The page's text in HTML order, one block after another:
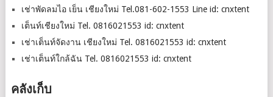
เช่าพัดลมไอ เย็น เชียงใหม่ Tel.081-602-1553 Line id: cnxtent
เต็นท์เชียงใหม่ Tel. 0816021553 id: cnxtent
เช่าเต็นท์จัดงาน เชียงใหม่ Tel. 0816021553 id: cnxtent
เช่าเต็นท์ใกล้ฉัน Tel. 0816021553 id: cnxtent
คลังเก็บ